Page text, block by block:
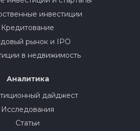
инвестиции
Кредитование
рынок и IPO
в недвижимость
Аналитика
дайджест
Исследования
Статьи